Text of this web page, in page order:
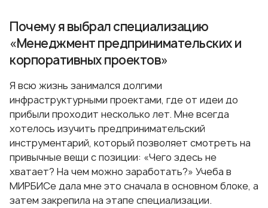
Почему я выбрал специализацию
«Менеджмент предпринимательских и
корпоративных проектов»
Я всю жизнь занимался долгими
инфраструктурными проектами, где от идеи до
прибыли проходит несколько лет. Мне всегда
хотелось изучить предпринимательский
инструментарий, который позволяет смотреть на
привычные вещи с позиции: «Чего здесь не
хватает? На чем можно заработать?» Учеба в
МИРБИСе дала мне это сначала в основном блоке, а
затем закрепила на этапе специализации.